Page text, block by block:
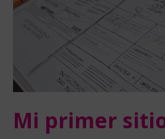
Mi primer